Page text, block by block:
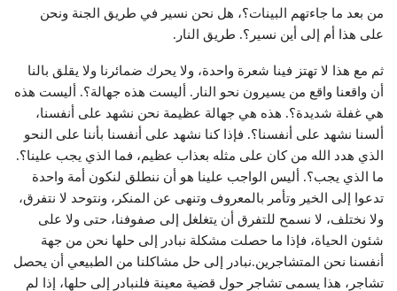
من بعد ما جاءتهم البينات؟، هل نحن نسير في طريق الجنة ونحن
على هذا أم إلى أين نسير؟. طريق النار.
ثم مع هذا لا تهتز فينا شعرة واحدة، ولا يحرك ضمائرنا ولا يقلق بالنا
أن واقعنا واقع من يسيرون نحو النار. أليست هذه جهالة؟. أليست هذه
هي غفلة شديدة؟. هذه هي جهالة عظيمة نحن نشهد على أنفسنا،
ألسنا نشهد على أنفسنا؟. فإذا كنا نشهد على أنفسنا بأننا على النحو
الذي هدد الله من كان على مثله بعذاب عظيم، فما الذي يجب علينا؟.
ما الذي يجب؟. أليس الواجب علينا هو أن ننطلق لنكون أمة واحدة
تدعوا إلى الخير وتأمر بالمعروف وتنهى عن المنكر، ونتوحد لا نتفرق،
ولا نختلف، لا نسمح للتفرق أن يتغلغل إلى صفوفنا، حتى ولا على
شئون الحياة، فإذا ما حصلت مشكلة نبادر إلى حلها نحن من جهة
أنفسنا نحن المتشاجرين.نبادر إلى حل مشاكلنا من الطبيعي أن يحصل
تشاجر، هذا يسمى تشاجر حول قضية معينة فلنبادر إلى حلها، إذا لم